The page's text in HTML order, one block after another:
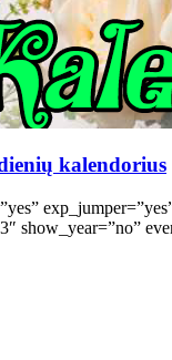
kalendorius
show_year=”no”